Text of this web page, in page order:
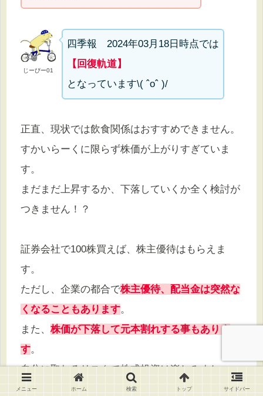
じーぴー01
四季報 2024年03月18日時点では
【回復軌道】
となっています\( ˆoˆ )/
正直、現状では飲食関係はおすすめできません。
すかいらーくに限らず株価が上がりすぎていま
す。
まだまだ上昇するか、下落していくか全く検討が
つきません！？
証券会社で100株買えば、株主優待はもらえま
す。
ただし、企業の都合で株主優待、配当金は突然な
くなることもあります。
また、 株価が下落して元本割れする事もありま
す。
自分に取れるリスクで株式投資は楽しみましょ
う。
メニュー ホーム 検索 トップ サイドバー